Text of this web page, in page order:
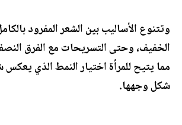
وتتنوع الأساليب بين الشعر المفرود
الخفيف، وحتى التسريحات مع الفرق
مما يتيح للمرأة اختيار النمط الذي
شكل وجهها.